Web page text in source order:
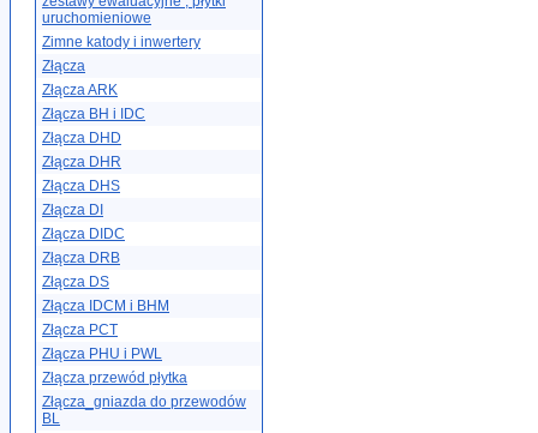
uruchomieniowe
Zimne katody i inwertery
Złącza
Złącza ARK
Złącza BH i IDC
Złącza DHD
Złącza DHR
Złącza DHS
Złącza DI
Złącza DIDC
Złącza DRB
Złącza DS
Złącza IDCM i BHM
Złącza PCT
Złącza PHU i PWL
Złącza przewód płytka
Złącza_gniazda do przewodów
BL